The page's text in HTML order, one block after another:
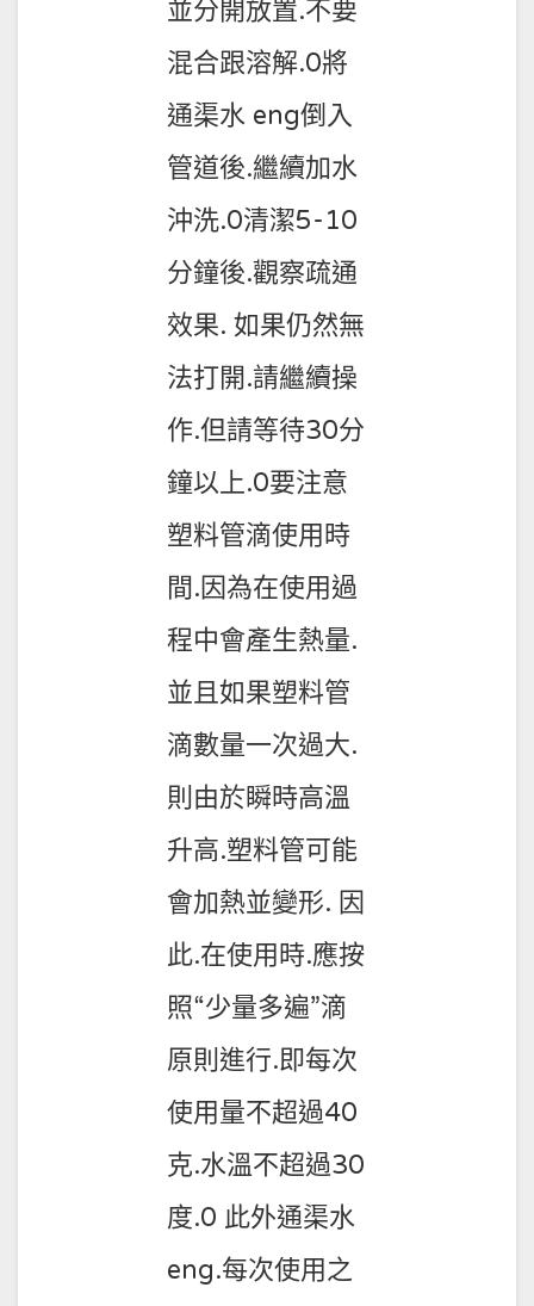
並分開放置.不要
混合跟溶解.0將
通渠水 eng倒入
管道後.繼續加水
沖洗.0清潔5-10
分鐘後.觀察疏通
效果. 如果仍然無
法打開.請繼續操
作.但請等待30分
鐘以上.0要注意
塑料管滴使用時
間.因為在使用過
程中會產生熱量.
並且如果塑料管
滴數量一次過大.
則由於瞬時高溫
升高.塑料管可能
會加熱並變形. 因
此.在使用時.應按
照“少量多遍”滴
原則進行.即每次
使用量不超過40
克.水溫不超過30
度.0 此外通渠水
eng.每次使用之